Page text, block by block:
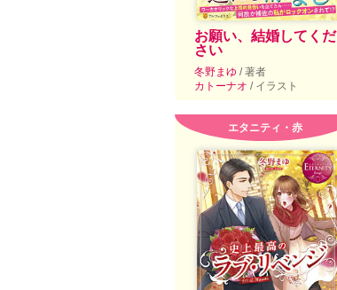
お願い、結婚してくだ
さい
冬野まゆ / 著者
カトーナオ / イラスト
エタニティ・赤